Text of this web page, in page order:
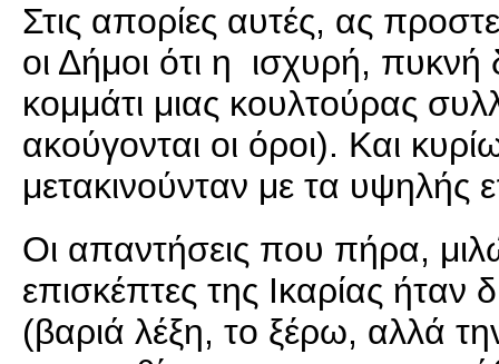
Στις απορίες αυτές, ας
οι Δήμοι ότι η ισχυρή, πυκνή
κομμάτι μιας κουλτούρας
ακούγονται οι όροι). Και
μετακινούνταν με τα υψηλής
Οι απαντήσεις που πήρα,
επισκέπτες της Ικαρίας
(βαριά λέξη, το ξέρω, αλλά